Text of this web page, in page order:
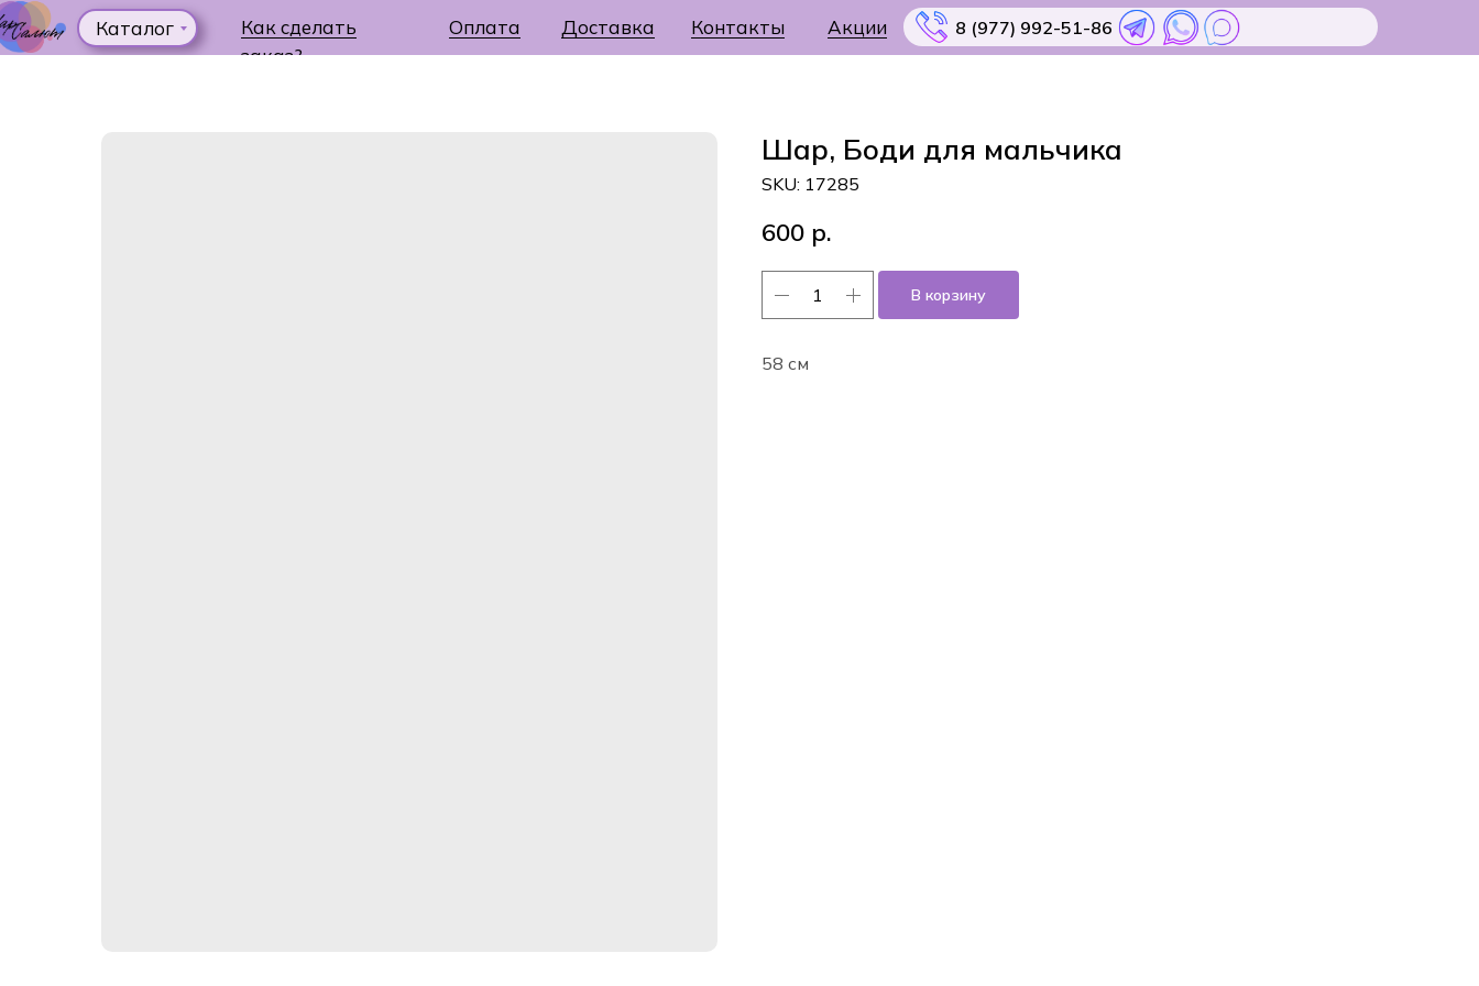
Доставка
Как сделать
заказ?
Оплата Акции
Контакты 8 (977) 992-51-86
Каталог
Шар, Боди для мальчика
SKU: 17285
600 р.
В корзину
58 см